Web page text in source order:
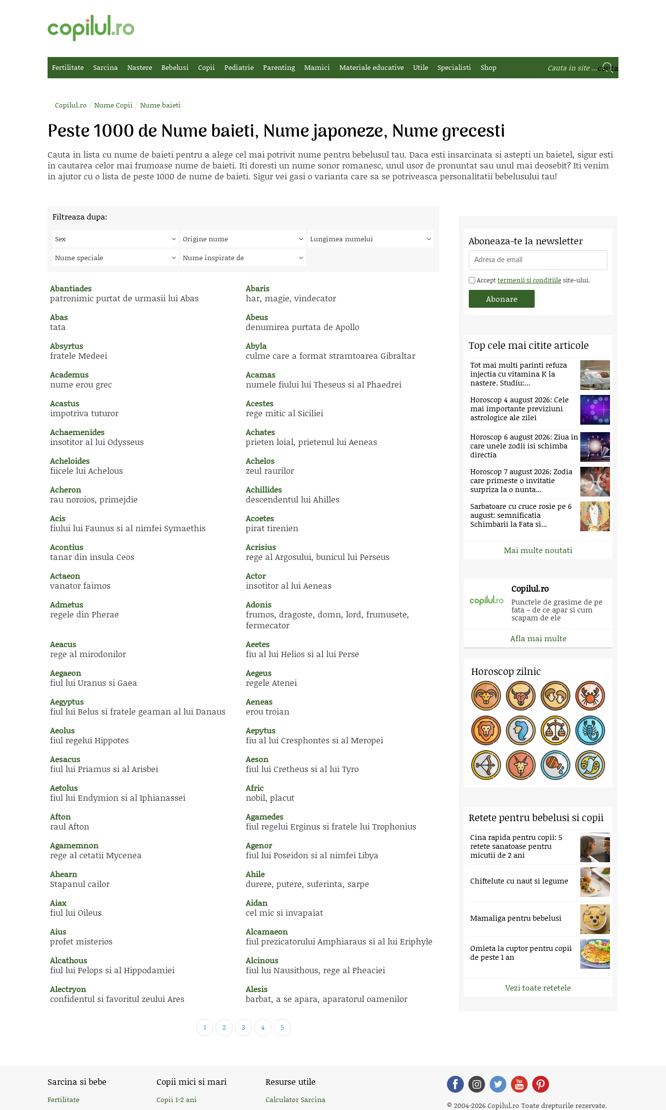
Fertilitate Sarcina Nastere Bebelusi Copii Pediatrie Parenting Mamici Materiale educative Utile Specialisti Shop
Copilul.ro / Nume Copii / Nume baieti
Peste 1000 de Nume baieti, Nume japoneze, Nume grecesti
Cauta in lista cu nume de baieti pentru a alege cel mai potrivit nume pentru bebelusul tau. Daca esti insarcinata si astepti un baietel, sigur esti
in cautarea celor mai frumoase nume de baieti. Iti doresti un nume sonor romanesc, unul usor de pronuntat sau unul mai deosebit? Iti venim
in ajutor cu o lista de peste 1000 de nume de baieti. Sigur vei gasi o varianta care sa se potriveasca personalitatii bebelusului tau!
Filtreaza dupa:
Sex Origine nume
Lungimea numelui
Nume speciale
Nume inspirate de
Abantiades
patronimic purtat de urmasii lui Abas
Abaris
har, magie, vindecator
Abas
tata
Abeus
denumirea purtata de Apollo
Absyrtus
fratele Medeei
Abyla
culme care a format stramtoarea Gibraltar
Academus
nume erou grec
Acamas
numele fiului lui Theseus si al Phaedrei
Acastus
impotriva tuturor
Acestes
rege mitic al Siciliei
Achaemenides
insotitor al lui Odysseus
Achates
prieten loial, prietenul lui Aeneas
Acheloides
fiicele lui Achelous
Achelos
zeul raurilor
Acheron
rau noroios, primejdie
Achillides
descendentul lui Ahilles
Acis
fiului lui Faunus si al nimfei Symaethis
Acoetes
pirat tirenien
Acontius
tanar din insula Ceos
Acrisius
rege al Argosului, bunicul lui Perseus
Actaeon
vanator faimos
Actor
insotitor al lui Aeneas
Admetus
regele din Pherae
Adonis
frumos, dragoste, domn, lord, frumusete,
fermecator
Aeacus
rege al mirodonilor
Aeetes
fiu al lui Helios si al lui Perse
Aegaeon
fiul lui Uranus si Gaea
Aegeus
regele Atenei
Aegyptus
fiul lui Belus si fratele geaman al lui Danaus
Aeneas
erou troian
Aeolus
fiul regelui Hippotes
Aepytus
fiu al lui Cresphontes si al Meropei
Aesacus
fiul lui Priamus si al Arisbei
Aeson
fiul lui Cretheus si al lui Tyro
Aetolus
fiul lui Endymion si al Iphianassei
Afric
nobil, placut
Afton
raul Afton
Agamedes
fiul regelui Erginus si fratele lui Trophonius
Agamemnon
rege al cetatii Mycenea
Agenor
fiul lui Poseidon si al nimfei Libya
Ahearn
Stapanul cailor
Ahile
durere, putere, suferinta, sarpe
Aiax
fiul lui Oileus
Aidan
cel mic si invapaiat
Aius
profet misterios
Alcamaeon
fiul prezicatorului Amphiaraus si al lui Eriphyle
Alcathous
fiul lui Pelops si al Hippodamiei
Alcinous
fiul lui Nausithous, rege al Pheaciei
Alectryon
confidentul si favoritul zeului Ares
Alesis
barbat, a se apara, aparatorul oamenilor
1 2 3 4 5
Aboneaza-te la newsletter
Accepttermenii si conditiile site-ului.
Top cele mai citite articole
Tot mai multi parinti refuza
injectia cu vitamina K la
nastere. Studiu:...
Horoscop 4 august 2026: Cele
mai importante previziuni
astrologice ale zilei
Horoscop 6 august 2026: Ziua in
care unele zodii isi schimba
directia
Horoscop 7 august 2026: Zodia
care primeste o invitatie
surpriza la o nunta...
Sarbatoare cu cruce rosie pe 6
august: semnificatia
Schimbarii la Fata si...
Mai multe noutati
Copilul.ro
Punctele de grasime de pe
fata – de ce apar si cum
scapam de ele
Afla mai multe
Horoscop zilnic
Retete pentru bebelusi si copii
Cina rapida pentru copii: 5
retete sanatoase pentru
micutii de 2 ani
Chiftelute cu naut si legume
Mamaliga pentru bebelusi
Omleta la cuptor pentru copii
de peste 1 an
Vezi toate retetele
Sarcina si bebe
Fertilitate
Copii mici si mari
Copii 1-2 ani
Resurse utile
Calculator Sarcina
© 2004-2026 Copilul.ro Toate drepturile rezervate.